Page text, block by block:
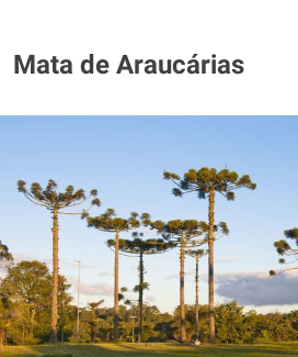
Mata de Araucárias